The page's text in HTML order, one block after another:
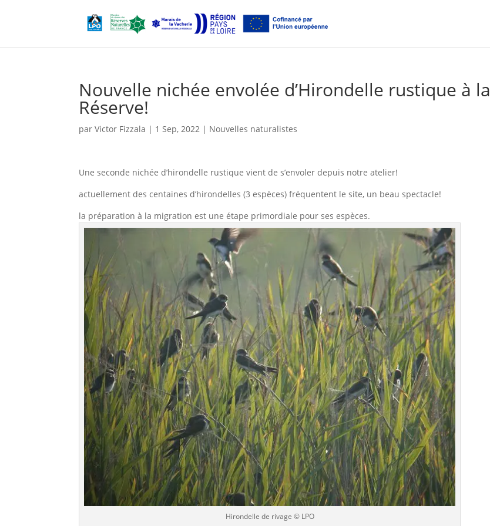
Nouvelle nichée envolée d’Hirondelle rustique à la
Réserve!
parVictor Fizzala | 1 Sep, 2022 | Nouvelles naturalistes
Une seconde nichée d’hirondelle rustique vient de s’envoler depuis notre atelier!
actuellement des centaines d’hirondelles (3 espèces) fréquentent le site, un beau spectacle!
la préparation à la migration est une étape primordiale pour ses espèces.
Hirondelle de rivage © LPO